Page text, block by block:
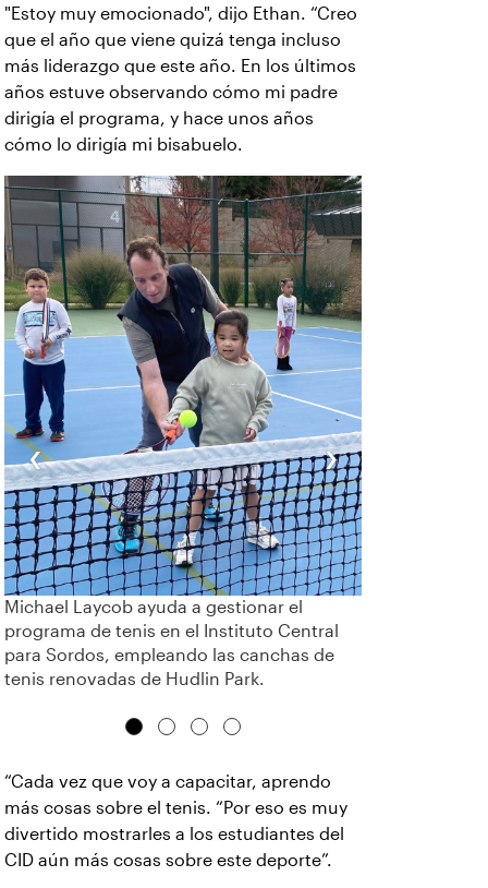
"Estoy muy emocionado", dijo Ethan. “Creo
que el año que viene quizá tenga incluso
más liderazgo que este año. En los últimos
años estuve observando cómo mi padre
dirigía el programa, y hace unos años
cómo lo dirigía mi bisabuelo.
‹
Michael Laycob ayuda a gestionar el
programa de tenis en el Instituto Central
para Sordos, empleando las canchas de
tenis renovadas de Hudlin Park.
›
“Cada vez que voy a capacitar, aprendo
más cosas sobre el tenis. “Por eso es muy
divertido mostrarles a los estudiantes del
CID aún más cosas sobre este deporte”.